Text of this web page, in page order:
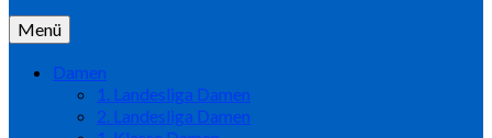
Menü
Damen
1. Landesliga Damen
2. Landesliga Damen